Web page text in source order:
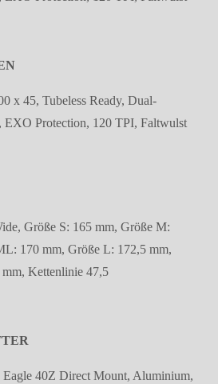
x 45, Tubeless Ready, Dual-
EXO Protection, 120 TPI, Faltwulst
Größe S: 165 mm, Größe M:
170 mm, Größe L: 172,5 mm,
Kettenlinie 47,5
40Z Direct Mount, Aluminium,